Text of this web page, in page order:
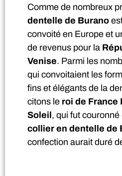
Comme de nombreux
dentelle de Burano
convoité en Europe et
de revenus pour la
Venise. Parmi les
qui convoitaient les
fins et élégants de la
citons le roi de France
Soleil, qui fut
collier en dentelle de
confection aurait duré